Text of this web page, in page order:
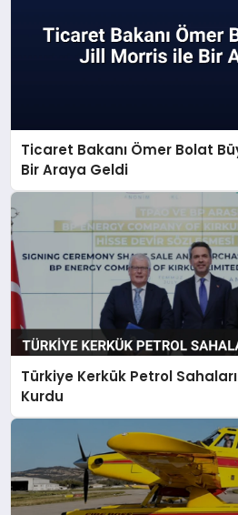
Ticaret Bakanı Ömer Bolat
Bir Araya Geldi
Türkiye Kerkük Petrol
Kurdu